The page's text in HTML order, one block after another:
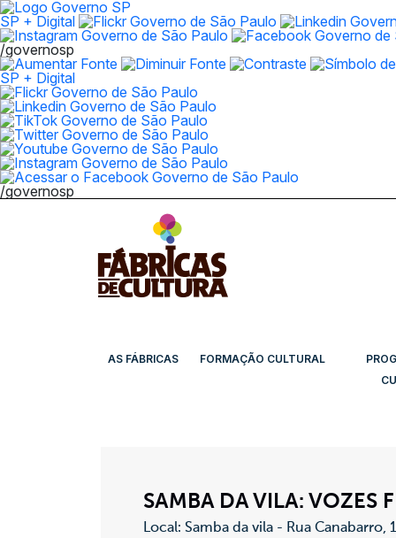
SP + Digital
/governosp
SP + Digital
/governosp
AS FÁBRICAS FORMAÇÃO CULTURAL
SAMBA DA VILA: VOZES
Local: Samba da vila - Rua Canabarro,